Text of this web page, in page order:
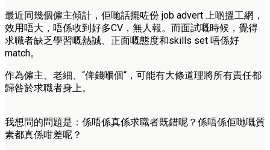
最近同幾個僱主傾計，佢哋話擺咗份 job advert 上啲搵工網，
效用唔大，唔係收到好多CV，無人報。而面試嘅時候，覺得
求職者缺乏學習嘅熱誠、正面嘅態度和skills set 唔係好
match。
作為僱主、老細、“俾錢嗰個“，可能有大條道理將所有責任都
歸咎於求職者身上。
我想問的問題是：係唔係真係求職者既錯呢？係唔係佢哋嘅質
素都真係咁差呢？